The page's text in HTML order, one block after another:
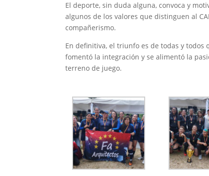
El deporte, sin duda alguna, convoca y
algunos de los valores que distinguen al
compañerismo.
En definitiva, el triunfo es de todas y todos
fomentó la integración y se alimentó la
terreno de juego.